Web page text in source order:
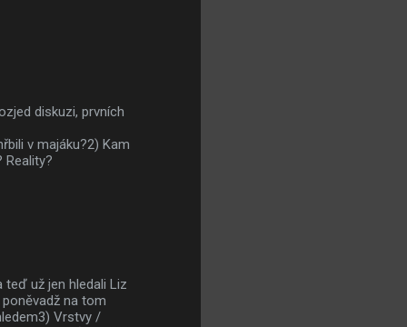
diskuzi, prvních
v majáku?2) Kam
Reality?
teď už jen hledali Liz
na tom
Vrstvy /